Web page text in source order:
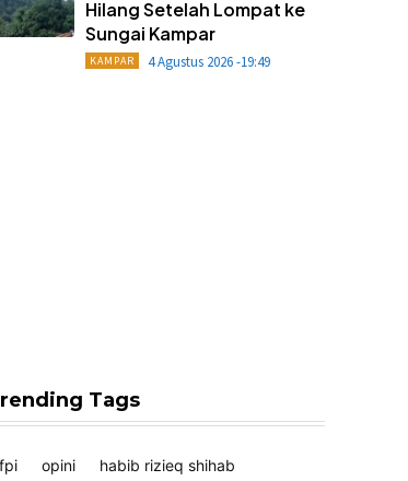
Hilang Setelah Lompat ke
Sungai Kampar
KAMPAR 4 Agustus 2026 -19:49
Tags
fpi opini
habib rizieq shihab